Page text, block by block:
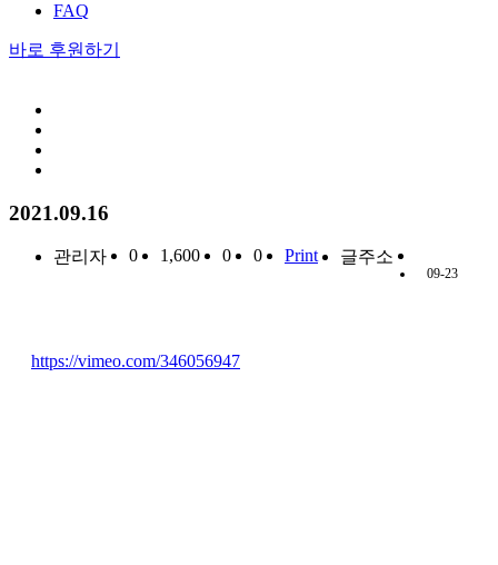
FAQ
바로 후원하기
2021.09.16
관리자 0 1,600 0 0 Print 글주소
09-23
https://vimeo.com/346056947